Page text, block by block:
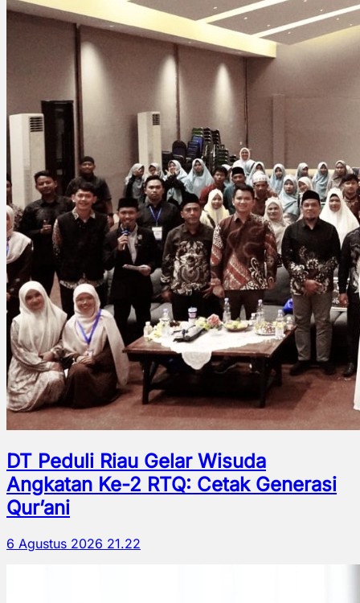
DT Peduli Riau Gelar Wisuda
Angkatan Ke-2 RTQ: Cetak Generasi
Qur’ani
6 Agustus 2026 21.22